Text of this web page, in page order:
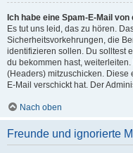
Ich habe eine Spam-E-Mail
Es tut uns leid, das zu hören.
Sicherheitsvorkehrungen, die
identifizieren sollen. Du solltest
du bekommen hast,
(Headers) mitzuschicken. Diese
E-Mail verschickt hat. Der
Nach oben
Freunde und ignorierte